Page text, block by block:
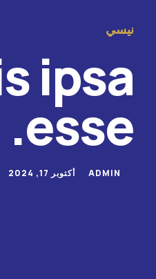
نيسي
ipsa
esse.
ADMIN أكتوبر 17, 2024